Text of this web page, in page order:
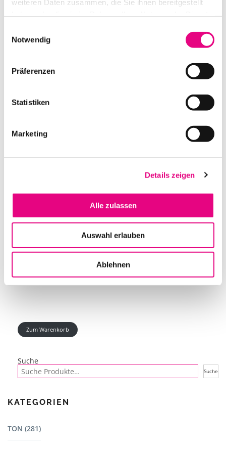
weiteren Daten zusammen, die Sie ihnen bereitgestellt
Notwendig
Präferenzen
Statistiken
Marketing
Details zeigen
Alle zulassen
Auswahl erlauben
Ablehnen
RÜCKPROSCHEIBE 300X169CM BILDMASS, FORMAT 16:9, 135″ H
AP-LEINWAND 270X150CM BILDMASS, FORMAT 16:9
IN DEN WARENKORB
Zum Warenkorb
Suche
Suche
KATEGORIEN
TON (281)